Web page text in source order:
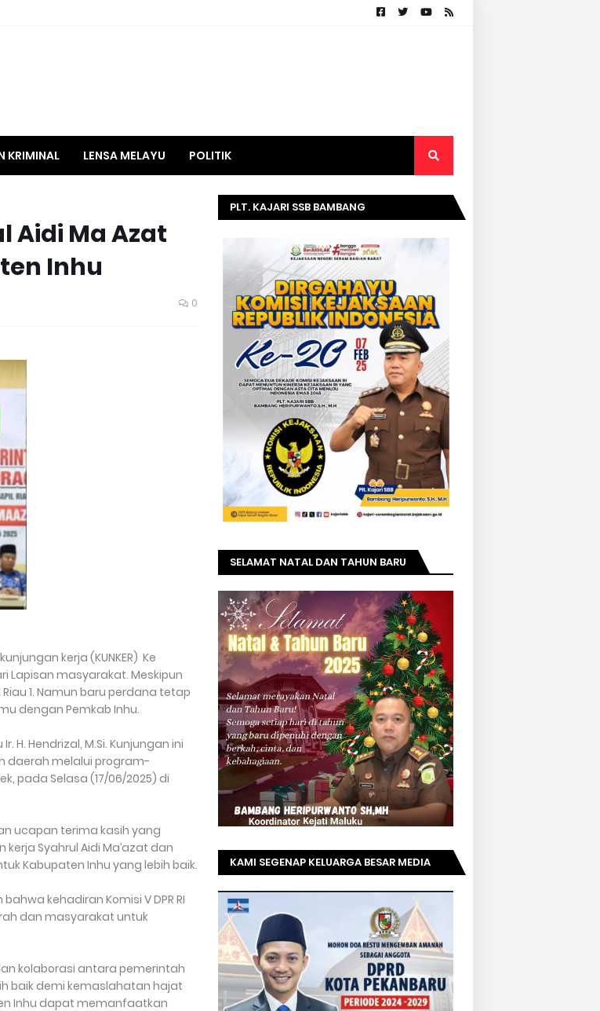
KRIMINAL LENSA MELAYU POLITIK
Aidi Ma Azat
Inhu
0
kerja (KUNKER) Ke
Lapisan masyarakat. Meskipun
1. Namun baru perdana tetap
dengan Pemkab Inhu.
H. Hendrizal, M.Si. Kunjungan ini
daerah melalui program-
pada Selasa (17/06/2025) di
ucapan terima kasih yang
Syahrul Aidi Ma’azat dan
Kabupaten Inhu yang lebih baik.
kehadiran Komisi V DPR RI
dan masyarakat untuk
kolaborasi antara pemerintah
baik demi kemaslahatan hajat
Inhu dapat memanfaatkan
PLT. KAJARI SSB BAMBANG
SELAMAT DIRGAHAYU KOMISI
KEJAKSAAN RI KE- 20 TAHUN.
SELAMAT NATAL DAN TAHUN BARU
KAMI SEGENAP KELUARGA BESAR MEDIA
SELAMAT KEPADA BAPAK ACHMAD FAISAL
REZ